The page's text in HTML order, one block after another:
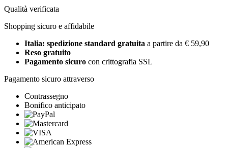
Qualità verificata
Shopping sicuro e affidabile
Italia: spedizione standard gratuita a partire da € 59,90
Reso gratuito
Pagamento sicuro con crittografia SSL
Pagamento sicuro attraverso
Contrassegno
Bonifico anticipato